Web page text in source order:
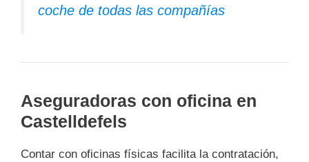
coche de todas las compañías
Aseguradoras con oficina en
Castelldefels
Contar con oficinas físicas facilita la contratación,